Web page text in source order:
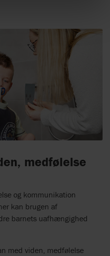
medfølelse
og kommunikation
kan brugen af
barnets uafhængighed
med viden, medfølelse